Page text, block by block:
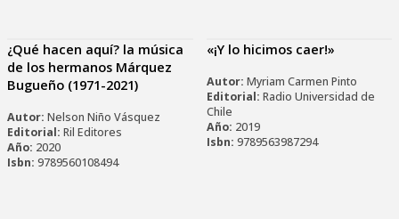
¿Qué hacen aquí? la música
de los hermanos Márquez
Bugueño (1971-2021)
Autor: Nelson Niño Vásquez
Editorial: Ril Editores
Año: 2020
Isbn: 9789560108494
«¡Y lo hicimos caer!»
Autor: Myriam Carmen Pinto
Editorial: Radio Universidad de
Chile
Año: 2019
Isbn: 9789563987294